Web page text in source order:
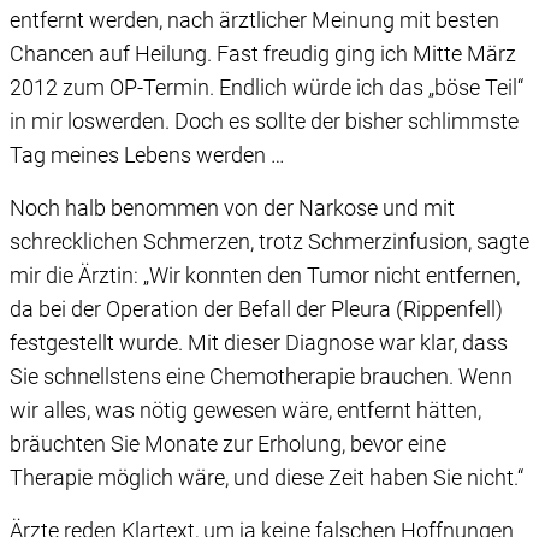
entfernt werden, nach ärztlicher Meinung mit besten
Chancen auf Heilung. Fast freudig ging ich Mitte März
2012 zum OP-Termin. Endlich würde ich das „böse Teil“
in mir loswerden. Doch es sollte der bisher schlimmste
Tag meines Lebens werden …
Noch halb benommen von der Narkose und mit
schrecklichen Schmerzen, trotz Schmerzinfusion, sagte
mir die Ärztin: „Wir konnten den Tumor nicht entfernen,
da bei der Operation der Befall der Pleura (Rippenfell)
festgestellt wurde. Mit dieser Diagnose war klar, dass
Sie schnellstens eine Chemotherapie brauchen. Wenn
wir alles, was nötig gewesen wäre, entfernt hätten,
bräuchten Sie Monate zur Erholung, bevor eine
Therapie möglich wäre, und diese Zeit haben Sie nicht.“
Ärzte reden Klartext, um ja keine falschen Hoffnungen